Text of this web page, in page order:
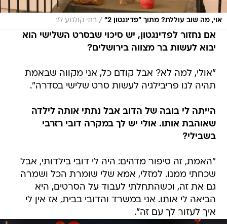
אוי, מה שוב עוללת? מתוך "פדינגטון 2" / בתי קולנוע לב
אם נחזור לפדינגטון, יש סיכוי שבסרט השלישי הוא
יבוא לעשות בר מצווה בירושלים?
"אולי, למה לא? אבל קודם כל, אני מקווה שבאמת
תהיה לנו פריבילגיה לעשות סרט שלישי בסדרה".
הייתה לי בובה של הדוב אבל נתתי אותה לילדה
שאוהבת אותו. אולי יש לך במקרה דובי רזרבי
בשבילי?
"האמת, זה סיפור מדהים: היה לי דובי בילדותי, אבל
שכחתי ממנו. למזלי, אמא שלי שומרת הכל ושמרה
גם את זה, וכשהתחלתי לעבוד על הסרטים, היא
הביאה לי אותו. אני במשרד והדובי בבית, אז אין לי
איך לעזור לך עם זה".